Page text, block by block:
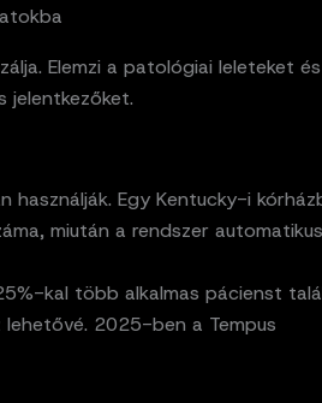
Elemzi a patológiai leleteket
jelentkezőket.
Egy Kentucky-i
miután a rendszer
kal több alkalmas pácienst
2025-ben a Tempus